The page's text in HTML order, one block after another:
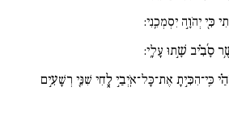
כִּ֖י יְהֹוָ֣ה יִסְמְכֵֽנִי:
סָ֜בִ֗יב שָׁ֣תוּ עָלָֽי:
כִּֽי־הִכִּ֣יתָ אֶת־כָּל־אֹֽיְבַ֣י לֶ֑חִי שִׁנֵּ֖י רְשָׁעִ֣ים